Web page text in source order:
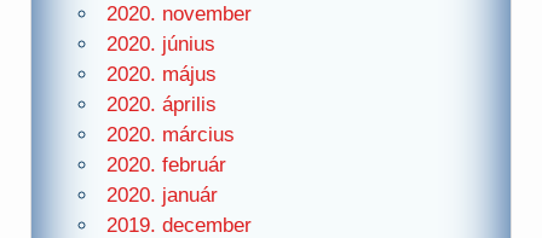
2020. november
2020. június
2020. május
2020. április
2020. március
2020. február
2020. január
2019. december